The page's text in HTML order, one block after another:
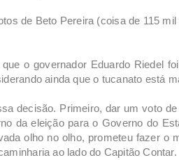
de Beto Pereira (coisa de 115
o governador Eduardo Riedel
ainda que o tucanato está
decisão. Primeiro, dar um voto
da eleição para o Governo do
olho no olho, prometeu fazer o
ao lado do Capitão Contar.